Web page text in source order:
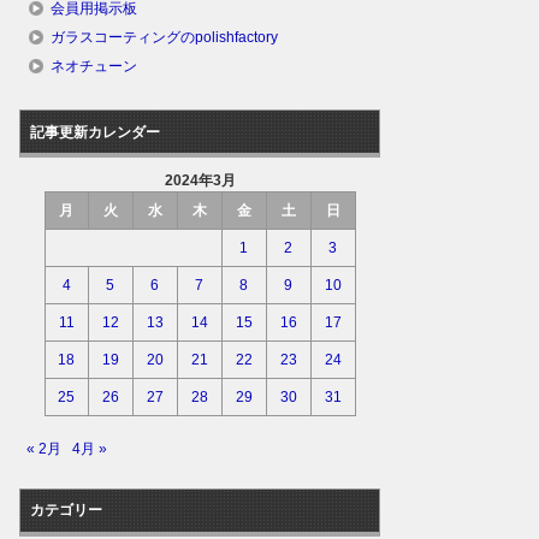
会員用掲示板
ガラスコーティングのpolishfactory
ネオチューン
記事更新カレンダー
2024年3月
月
火 水 木 金 土 日
1 2 3
4 5 6 7 8 9 10
11 12 13 14 15 16 17
18 19 20 21 22 23 24
25 26 27 28 29 30 31
« 2月 4月 »
カテゴリー